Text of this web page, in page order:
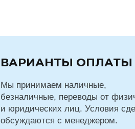
Мы принимаем наличные,
безналичные, переводы от
и юридических лиц. Условия
обсуждаются с менеджером.
ВАРИАНТЫ ОПЛАТЫ